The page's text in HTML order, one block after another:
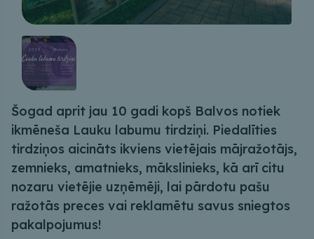
Šogad aprit jau 10 gadi kopš Balvos notiek
ikmēneša Lauku labumu tirdziņi. Piedalīties
tirdziņos aicināts ikviens vietējais mājražotājs,
zemnieks, amatnieks, mākslinieks, kā arī citu
nozaru vietējie uzņēmēji, lai pārdotu pašu
ražotās preces vai reklamētu savus sniegtos
pakalpojumus!